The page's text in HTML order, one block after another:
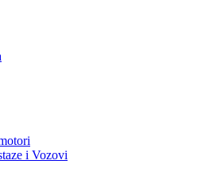
i Vozovi